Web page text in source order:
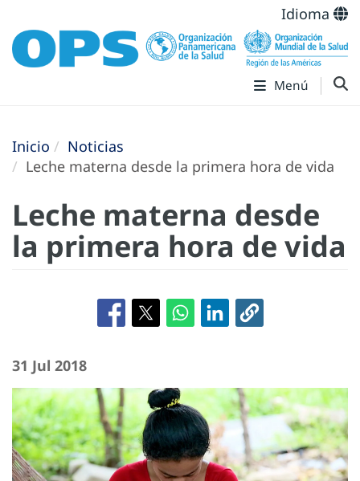
Idioma
Menú
Inicio
Noticias
Leche materna desde la primera hora de vida
Leche materna desde
la primera hora de vida
31 Jul 2018